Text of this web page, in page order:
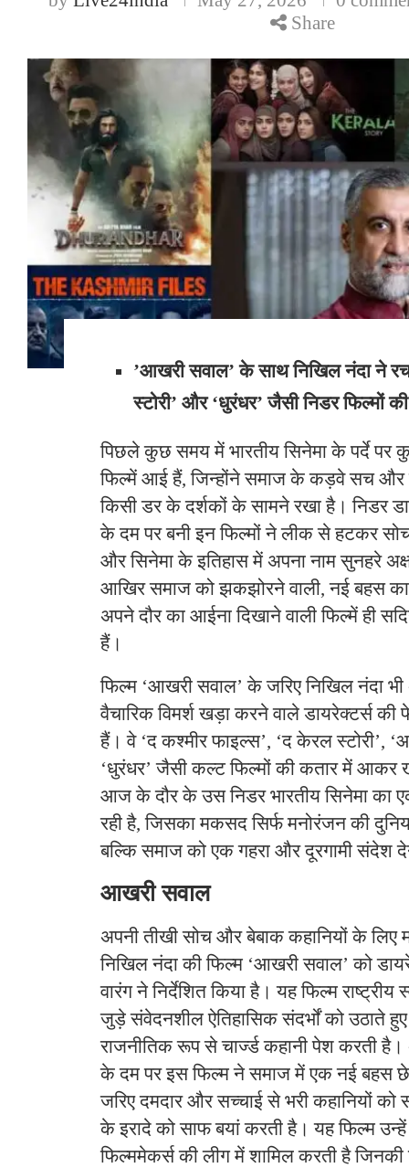
Share
​’आखरी सवाल’ के साथ निखिल नंदा ने
स्टोरी’ और ‘धुरंधर’ जैसी निडर फिल्मों
​पिछले कुछ समय में भारतीय सिनेमा के पर्दे पर
फिल्में आई हैं, जिन्होंने समाज के कड़वे सच और
किसी डर के दर्शकों के सामने रखा है। निडर
के दम पर बनी इन फिल्मों ने लीक से हटकर
और सिनेमा के इतिहास में अपना नाम सुनहरे
आखिर समाज को झकझोरने वाली, नई बहस का
अपने दौर का आईना दिखाने वाली फिल्में ही
हैं।
​फिल्म ‘आखरी सवाल’ के जरिए निखिल नंदा
वैचारिक विमर्श खड़ा करने वाले डायरेक्टर्स की
हैं। वे ‘द कश्मीर फाइल्स’, ‘द केरल स्टोरी’,
‘धुरंधर’ जैसी कल्ट फिल्मों की कतार में आकर
आज के दौर के उस निडर भारतीय सिनेमा का
रही है, जिसका मकसद सिर्फ मनोरंजन की
बल्कि समाज को एक गहरा और दूरगामी संदेश
आखरी सवाल
​अपनी तीखी सोच और बेबाक कहानियों के लिए
निखिल नंदा की फिल्म ‘आखरी सवाल’ को
वारंग ने निर्देशित किया है। यह फिल्म
जुड़े संवेदनशील ऐतिहासिक संदर्भों को उठाते
राजनीतिक रूप से चार्ज्ड कहानी पेश करती है।
के दम पर इस फिल्म ने समाज में एक नई बहस
जरिए दमदार और सच्चाई से भरी कहानियों
के इरादे को साफ बयां करती है। यह फिल्म
फिल्ममेकर्स की लीग में शामिल करती है